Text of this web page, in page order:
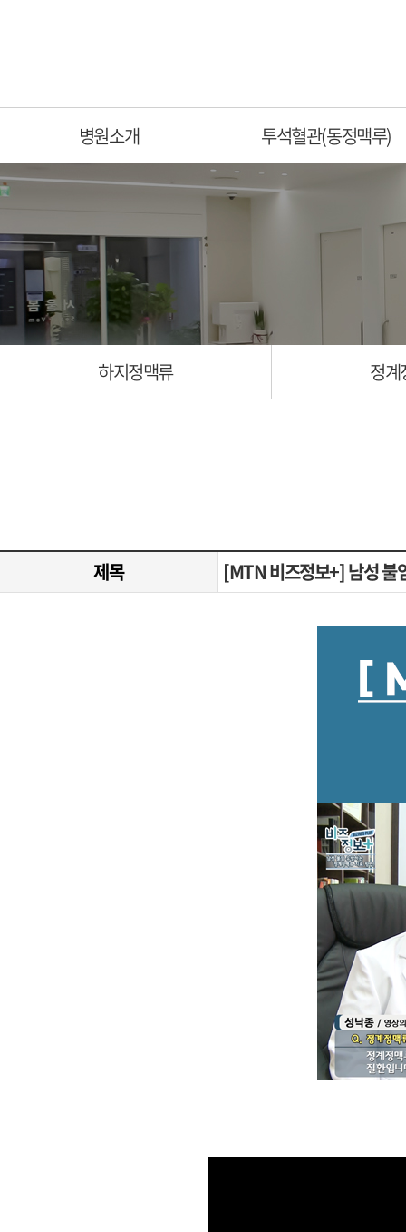
병원소개 투석혈관(동정맥루)
하지정맥류 정계
제목 [MTN 비즈정보+] 남성 불